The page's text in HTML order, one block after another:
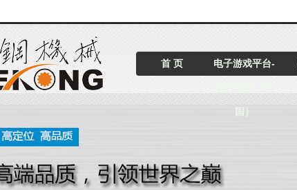
首 页 电子游戏平台-
国）